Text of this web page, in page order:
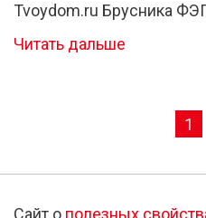
Tvoydom.ru Брусника
200 г 159 руб. Подробнее
Читать дальше
1
Сайт о полезных